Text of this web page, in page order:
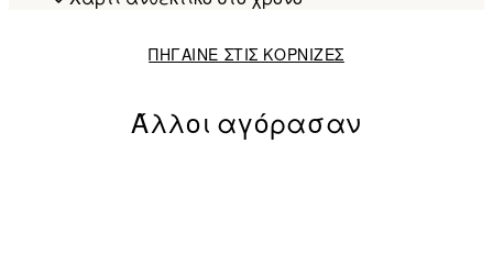
ΠΗΓΑΙΝΕ ΣΤΙΣ ΚΟΡΝΙΖΕΣ
Άλλοι αγόρασαν